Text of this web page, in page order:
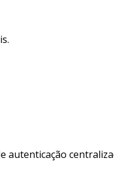
autenticação